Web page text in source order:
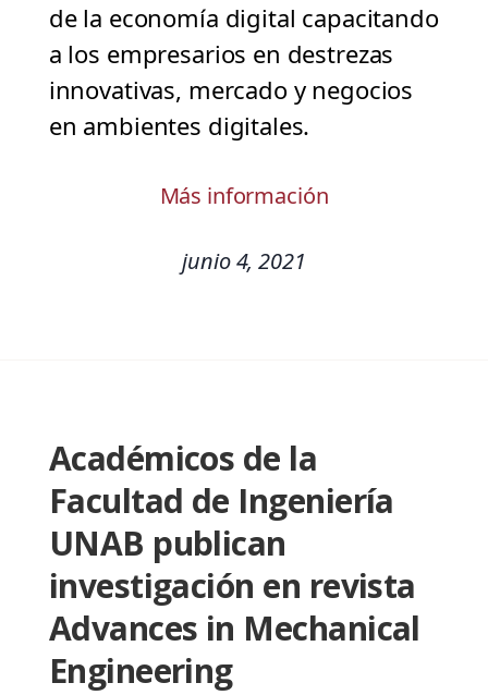
de la economía digital capacitando
a los empresarios en destrezas
innovativas, mercado y negocios
en ambientes digitales.
Más información
junio 4, 2021
Académicos de la
Facultad de Ingeniería
UNAB publican
investigación en revista
Advances in Mechanical
Engineering